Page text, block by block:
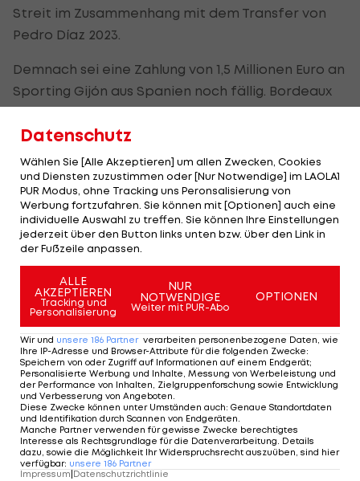
Streit im Zusammenhang mit dem Transfer von
Pedro Díaz 2023.
Demnach sei eine Zahlung von 1,5 Millionen Euro an
Sporting Gijón aus Spanien noch fällig. Bordeaux
sieht das anders und will gegen die FIFA-
Entscheidung Rechtsmittel beim Internationalen
Sportgerichtshof (CAS) und vor dem nationalen
Gericht einlegen.
Kahn wollte Bordeaux mit Investoren
übernehmen
Bordeaux hat seit Jahren massive finanzielle
Probleme, zeitweise hatten sich Schulden von
mehr als 100 Millionen Euro angehäuft. Bereits im
vergangenen Jahr war der Verein kurzzeitig mit
einer Transfersperre belegt worden.
Bordeaux war Ende Juli 2024 aufgrund eines
Insolvenzverfahrens mit einem Zwangsabstieg in
die dritte Liga bestraft worden. Weil
Verhandlungen mit Investoren scheiterten, gab
Datenschutz
Wählen Sie [Alle Akzeptieren] um allen Zwecken, Cookies
und Diensten zuzustimmen oder [Nur Notwendige] im LAOLA1
PUR Modus, ohne Tracking uns Peronsalisierung von
Werbung fortzufahren. Sie können mit [Optionen] auch eine
individuelle Auswahl zu treffen. Sie können Ihre Einstellungen
jederzeit über den Button links unten bzw. über den Link in
der Fußzeile anpassen.
ALLE
AKZEPTIEREN
Tracking und
Personalisierung
NUR
NOTWENDIGE
Weiter mit PUR-Abo
OPTIONEN
Wir und unsere 186 Partner verarbeiten personenbezogene Daten, wie
Ihre IP-Adresse und Browser-Attribute für die folgenden Zwecke:
Speichern von oder Zugriff auf Informationen auf einem Endgerät;
Personalisierte Werbung und Inhalte, Messung von Werbeleistung und
der Performance von Inhalten, Zielgruppenforschung sowie Entwicklung
und Verbesserung von Angeboten.
Diese Zwecke können unter Umständen auch: Genaue Standortdaten
und Identifikation durch Scannen von Endgeräten.
Manche Partner verwenden für gewisse Zwecke berechtigtes
Interesse als Rechtsgrundlage für die Datenverarbeitung. Details
dazu, sowie die Möglichkeit Ihr Widerspruchsrecht auszuüben, sind hier
verfügbar: unsere 186 Partner
Impressum Datenschutzrichtlinie